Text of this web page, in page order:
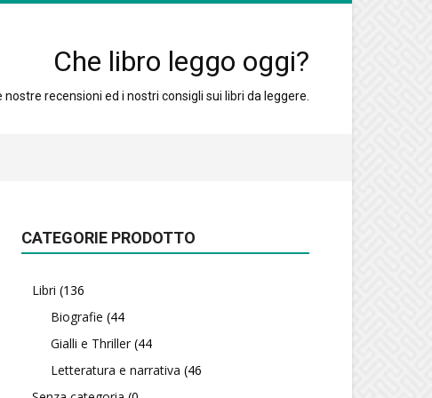
Che libro leggo oggi?
recensioni ed i nostri consigli sui libri da leggere.
CATEGORIE PRODOTTO
Libri (136
Biografie (44
Gialli e Thriller (44
Letteratura e narrativa (46